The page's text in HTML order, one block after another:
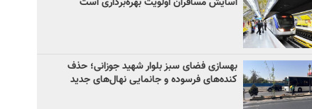
بهسازی فضای سبز بلوار شهید جوزانی؛ حذف
کنده‌های فرسوده و جانمایی نهال‌های جدید